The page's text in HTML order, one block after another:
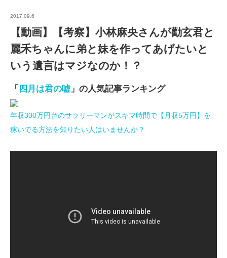
2017.09.6
【動画】【考察】小林麻央さんが勸玄君と
麗禾ちゃんに弟と妹を作ってあげたいと
いう遺言はマジなのか！？
「 四月は君の嘘 」の人気記事ランキング
年収300万円台のサラリーマンがスキマ時間で【月収5万円】を
稼いでる方法を知りたい人はいませんか？